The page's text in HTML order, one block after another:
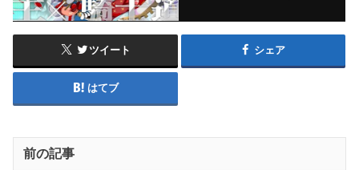
ツイート シェア
はてブ
前の記事